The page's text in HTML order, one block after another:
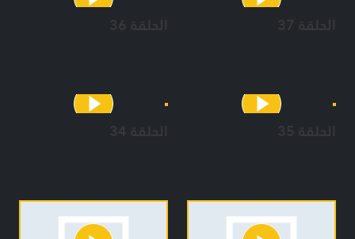
الحلقة 37 الحلقة 36
الحلقة 35 الحلقة 34